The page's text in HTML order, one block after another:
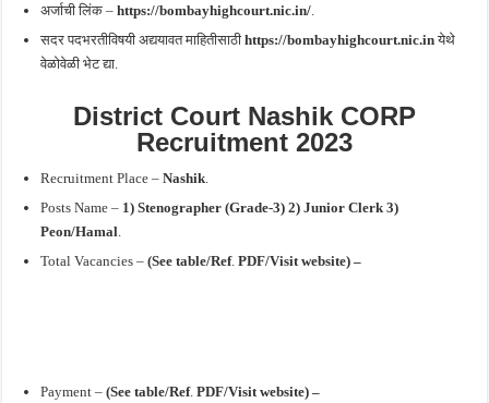
अर्जाची लिंक –https://bombayhighcourt.nic.in/
सदर पदभरतीविषयी अद्ययावत माहितीसाठीhttps://bombayhighcourt.nic.inयेथे
वेळोवेळी भेट द्या.
District Court Nashik CORP
Recruitment 2023
Recruitment Place –Nashik
Posts Name – 1) Stenographer (Grade-3) 2) JuniorClerk 3)
Peon/Hamal
Total Vacancies –(See table/Ref. PDF/Visit website) –
Payment –(See table/Ref. PDF/Visit website) –